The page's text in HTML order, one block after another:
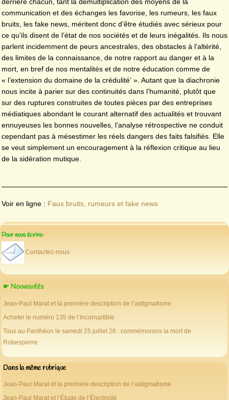
derrière chacun, tant la démultiplication des moyens de la
communication et des échanges les favorise, les rumeurs, les faux
bruits, les fake news, méritent donc d’être étudiés avec sérieux pour
ce qu’ils disent de l’état de nos sociétés et de leurs inégalités. Ils nous
parlent incidemment de peurs ancestrales, des obstacles à l’altérité,
des limites de la connaissance, de notre rapport au danger et à la
mort, en bref de nos mentalités et de notre éducation comme de
« l’extension du domaine de la crédulité’ ». Autant que la diachronie
nous incite à parier sur des continuités dans l’humanité, plutôt que
sur des ruptures construites de toutes pièces par des entreprises
médiatiques abondant le courant alternatif des actualités et trouvant
ennuyeuses les bonnes nouvelles, l’analyse rétrospective ne conduit
cependant pas à mésestimer les réels dangers des faits falsifiés. Elle
se veut simplement un encouragement à la réflexion critique au lieu
de la sidération mutique.
Voir en ligne : Faux bruits, rumeurs et fake news
Pour nous écrire:
Contactez-nous
☛ Nouveautés
Jean-Paul Marat et la première description de l’astigmatisme
Acheter le numéro 135 de l’Incorruptible
Tous au Panthéon le samedi 25 juillet 26 : commémorons la mort de
Robespierre
Dans la même rubrique
Jean-Paul Marat et la première description de l’astigmatisme
Jean-Paul Marat et l’Étude de l’Électricité